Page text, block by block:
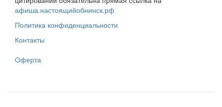
афиша.настоящийобнинск.рф
Политика конфиденциальности
Контакты
Оферта